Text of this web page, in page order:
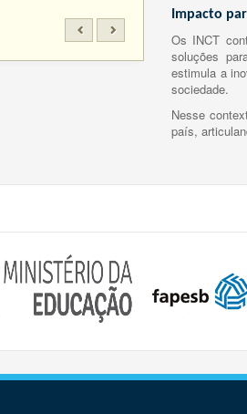
Impacto
Os INCT
soluções
estimula a
sociedade.
Nesse
país,